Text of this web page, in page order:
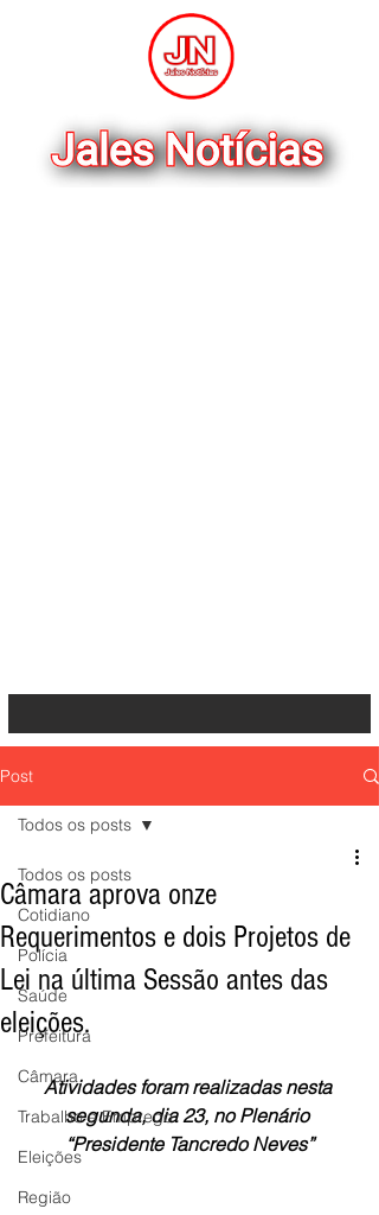
Post
Todos os posts
Cotidiano
Polícia
Saúde
Prefeitura
Câmara
Trabalho e Emprego
Eleições
Região
Todos os posts
Câmara aprova onze
Requerimentos e dois Projetos de
Lei na última Sessão antes das
eleições.
Atividades foram realizadas nesta
segunda, dia 23, no Plenário
“Presidente Tancredo Neves”